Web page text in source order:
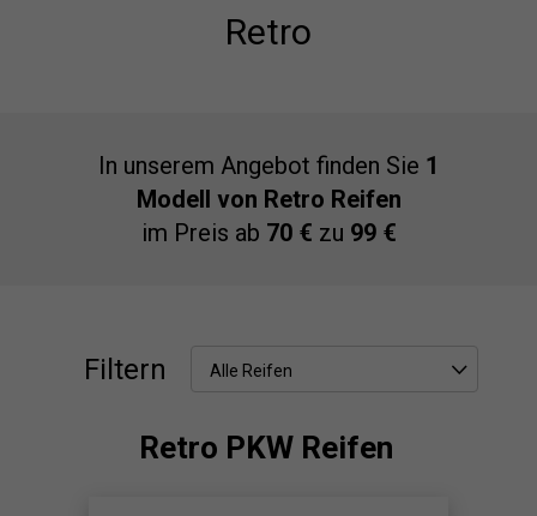
Retro
In unserem Angebot finden Sie 1
Modell von Retro Reifen
im Preis ab 70 € zu 99 €
Filtern Alle Reifen
Retro PKW Reifen